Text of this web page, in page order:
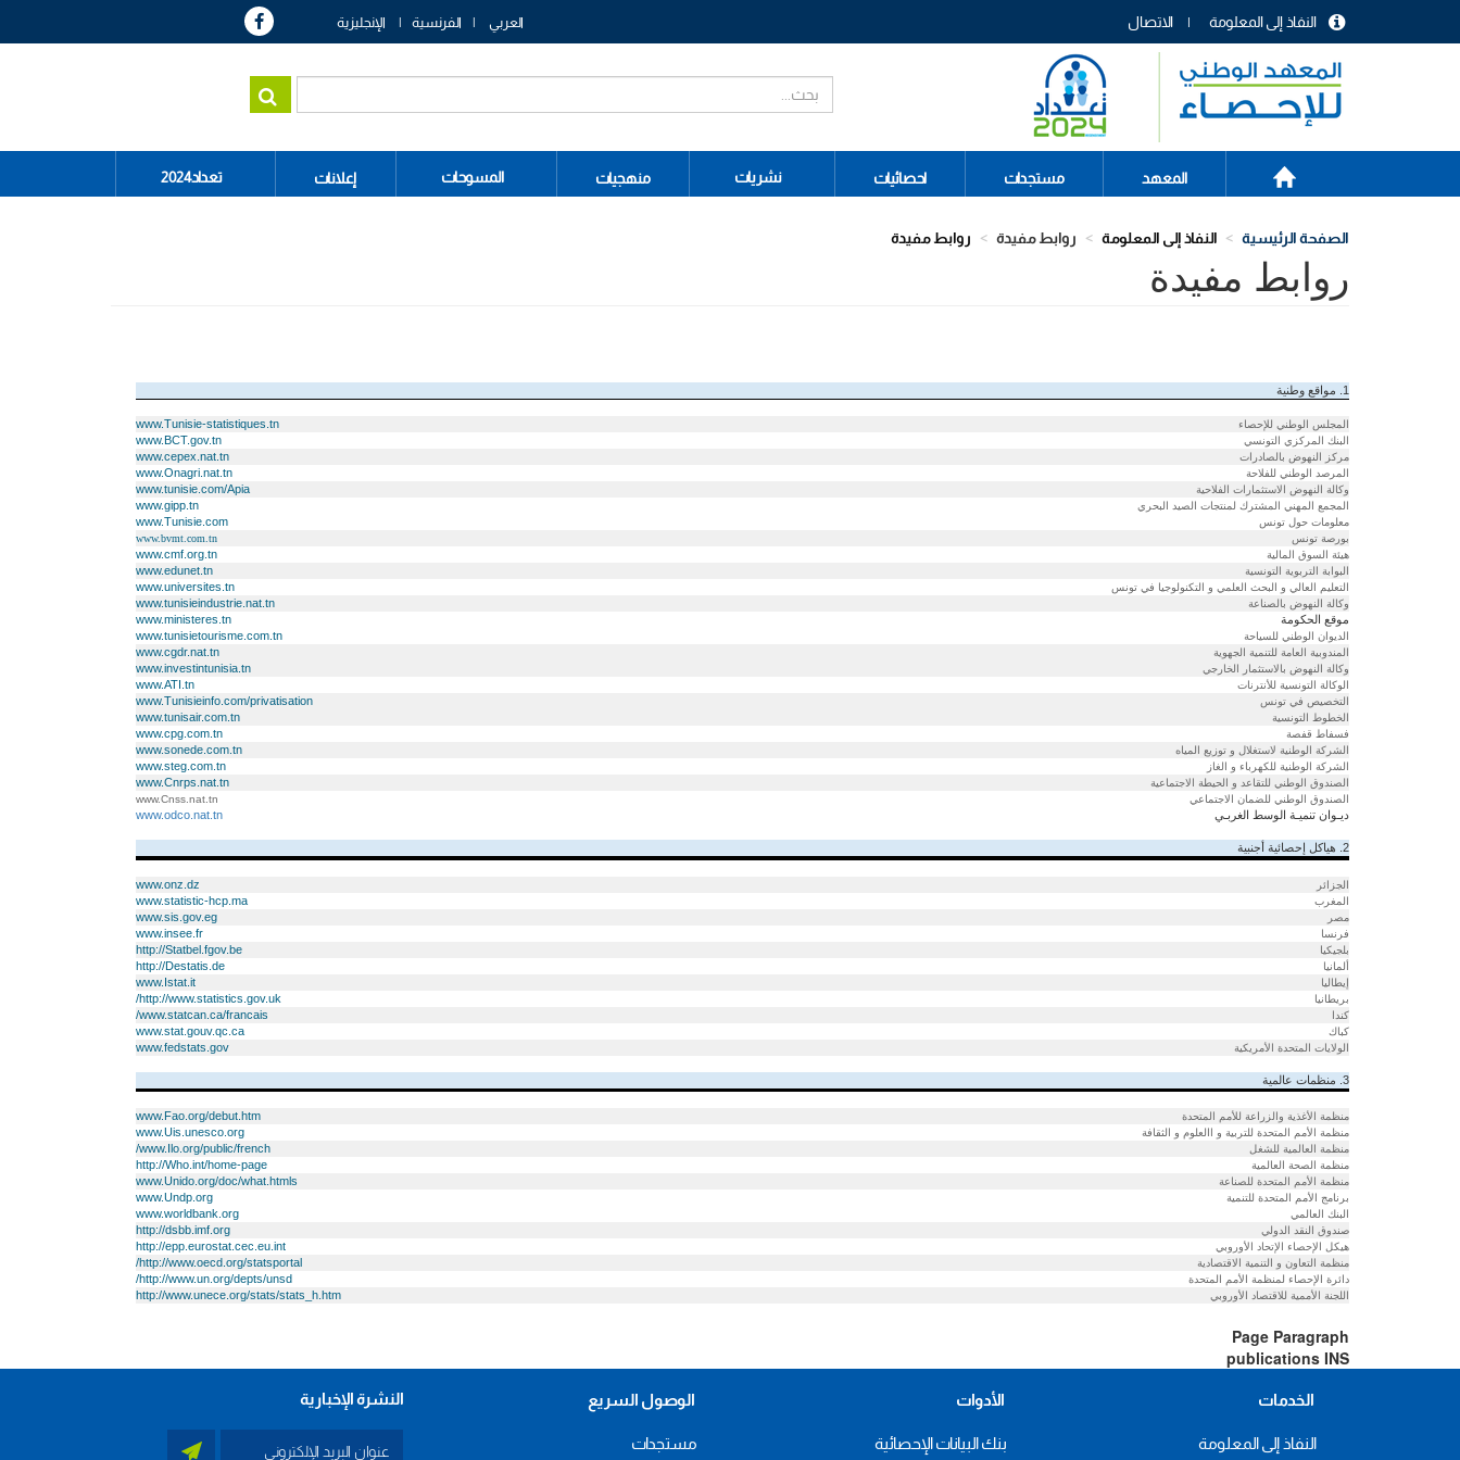
menu
header
الاتصال النفاذ إلى المعلومة العربي الفرنسية الإنجليزية
Main
navigation
الرئيسية
المعهد مستجدات احصائيات نشريات منهجيات المسوحات إعلانات تعداد2024
الصفحة الرئيسية النفاذ إلى المعلومة روابط مفيدة روابط مفيدة
روابط مفيدة
1. مواقع وطنية
المجلس الوطني للإحصاء www.Tunisie-statistiques.tn
البنك المركزي التونسي www.BCT.gov.tn
مركز النهوض بالصادرات www.cepex.nat.tn
المرصد الوطني للفلاحة www.Onagri.nat.tn
وكالة النهوض الاستثمارات الفلاحية www.tunisie.com/Apia
المجمع المهني المشترك لمنتجات الصيد البحري www.gipp.tn
معلومات حول تونس www.Tunisie.com
بورصة تونس
www.bvmt.com.tn
هيئة السوق المالية
www.cmf.org.tn
البوابة التربوية التونسية www.edunet.tn
التعليم العالي و البحث العلمي و التكنولوجيا في تونس www.universites.tn
وكالة النهوض بالصناعة
www.tunisieindustrie.nat.tn
موقع الحكومة
www.ministeres.tn
الديوان الوطني للسياحة www.tunisietourisme.com.tn
المندوبية العامة للتنمية الجهوية www.cgdr.nat.tn
وكالة النهوض بالاستثمار الخارجي www.investintunisia.tn
الوكالة التونسية للأنترنات www.ATI.tn
التخصيص في تونس www.Tunisieinfo.com/privatisation
الخطوط التونسية www.tunisair.com.tn
فسفاط قفصة www.cpg.com.tn
الشركة الوطنية لاستغلال و توزيع المياه www.sonede.com.tn
الشركة الوطنية للكهرباء و الغاز www.steg.com.tn
الصندوق الوطني للتقاعد و الحيطة الاجتماعية www.Cnrps.nat.tn
الصندوق الوطني للضمان الاجتماعي www.Cnss.nat.tn
ديـوان تنميـة الوسط الغربـي www.odco.nat.tn
2. هياكل إحصائية أجنبية
الجزائر www.onz.dz
المغرب www.statistic-hcp.ma
مصر www.sis.gov.eg
فرنسا www.insee.fr
بلجيكيا http://Statbel.fgov.be
ألمانيا http://Destatis.de
إيطاليا www.Istat.it
بريطانيا http://www.statistics.gov.uk/
كندا www.statcan.ca/francais/
كباك www.stat.gouv.qc.ca
الولايات المتحدة الأمريكية www.fedstats.gov
3. منظمات عالمية
منظمة الأغذية والزراعة للأمم المتحدة www.Fao.org/debut.htm
منظمة الأمم المتحدة للتربية و االعلوم و الثقافة www.Uis.unesco.org
منظمة العالمية للشغل www.Ilo.org/public/french/
منظمة الصحة العالمية http://Who.int/home-page
منظمة الأمم المتحدة للصناعة www.Unido.org/doc/what.htmls
برنامج الأمم المتحدة للتنمية www.Undp.org
البنك العالمي www.worldbank.org
صندوق النقد الدولي http://dsbb.imf.org
هيكل الإحصاء الإتحاد الأوروبي http://epp.eurostat.cec.eu.int
منظمة التعاون و التنمية الاقتصادية http://www.oecd.org/statsportal/
دائرة الإحصاء لمنظمة الأمم المتحدة http://www.un.org/depts/unsd/
اللجنة الأممية للاقتصاد الأوروبي http://www.unece.org/stats/stats_h.htm
Page Paragraph
publications INS
الخدمات
النفاذ إلى المعلومة
الأدوات
بنك البيانات الإحصائية
الوصول السريع
مستجدات
النشرة الإخبارية